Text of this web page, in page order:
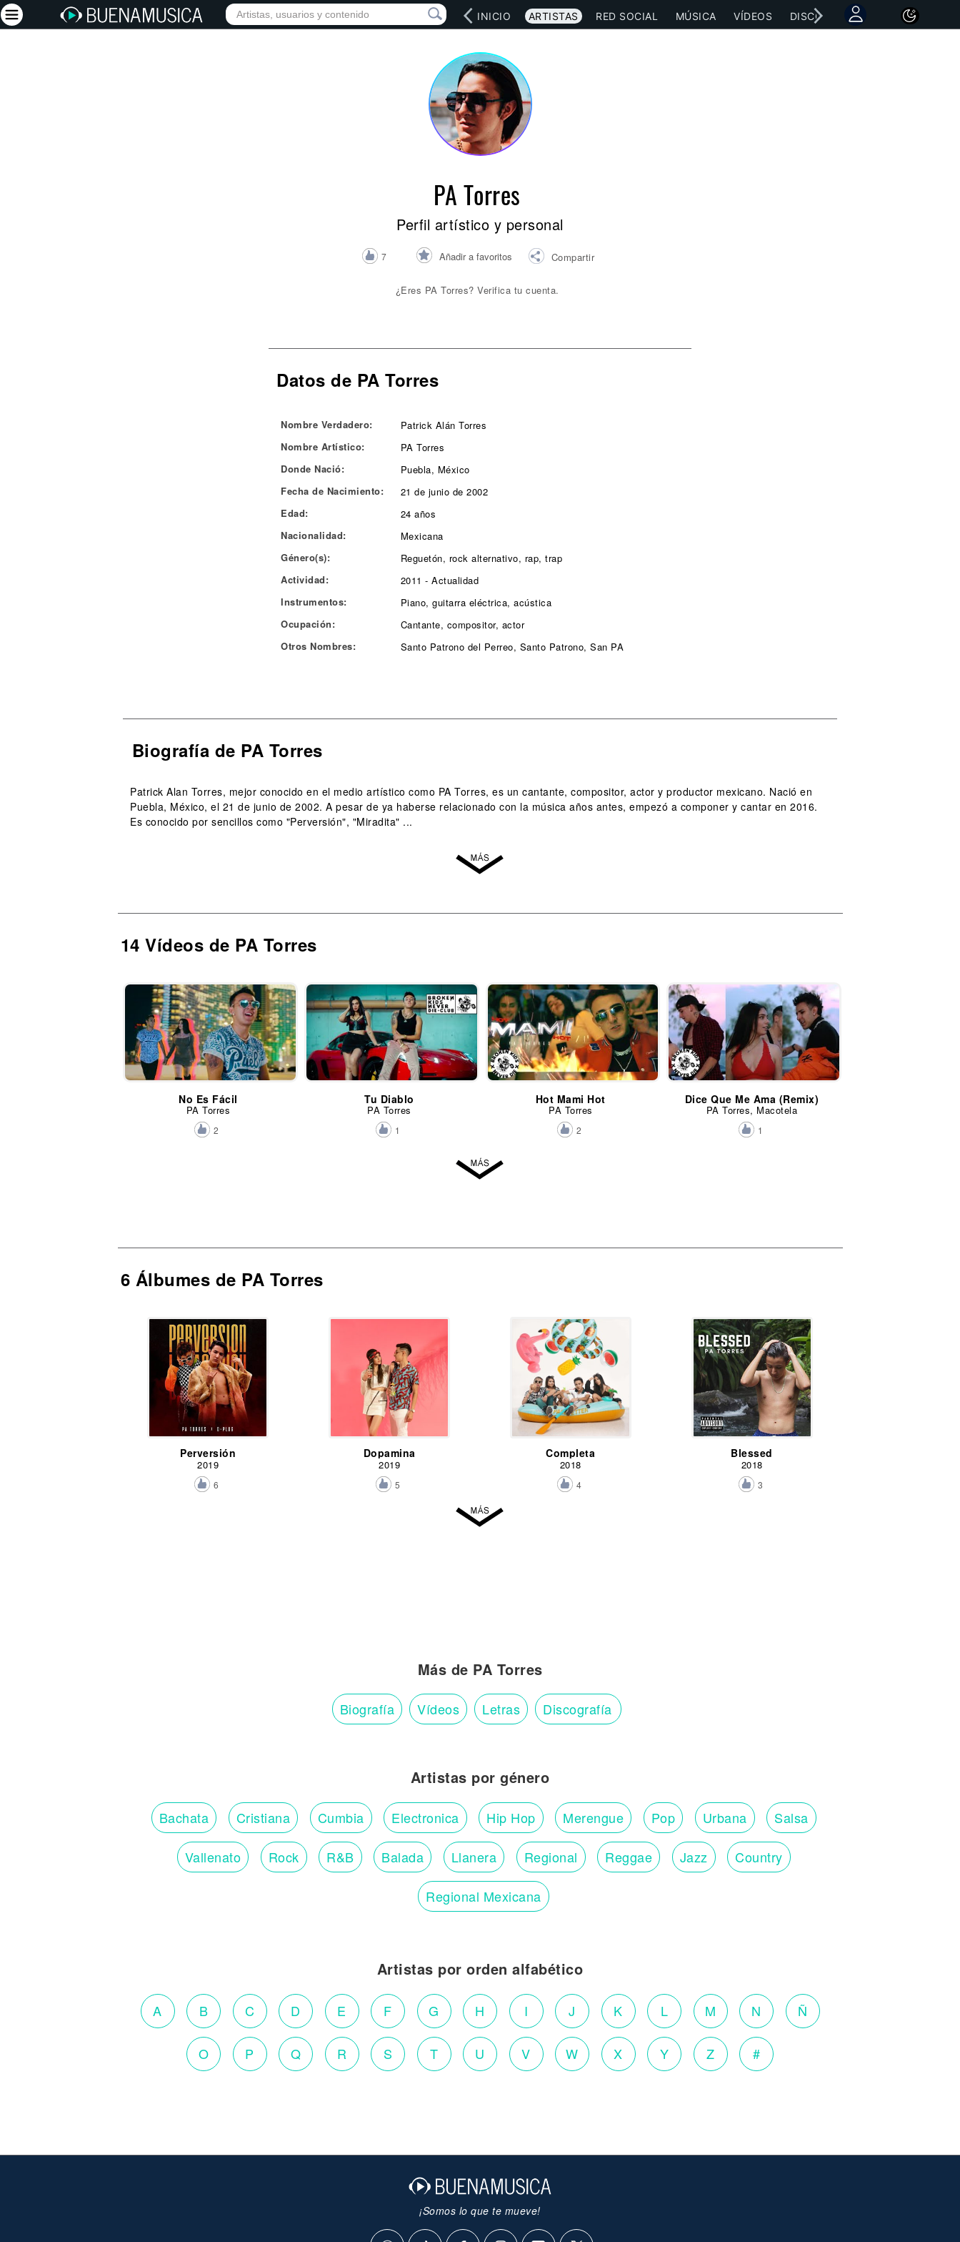
INICIO ARTISTAS RED SOCIAL MÚSICA VÍDEOS DISCOGRAFÍAS CONCIERTOS
PA Torres
Perfil artístico y personal
7 Añadir a favoritos Compartir
¿Eres PA Torres? Verifica tu cuenta.
Datos de PA Torres
Nombre Verdadero:
Patrick Alán Torres
Nombre Artístico:
PA Torres
Donde Nació:
Puebla, México
Fecha de Nacimiento:
21 de junio de 2002
Edad:
24 años
Nacionalidad:
Mexicana
Género(s):
Reguetón, rock alternativo, rap, trap
Actividad:
2011 - Actualidad
Instrumentos:
Piano, guitarra eléctrica, acústica
Ocupación:
Cantante, compositor, actor
Otros Nombres:
Santo Patrono del Perreo, Santo Patrono, San PA
Biografía de PA Torres
Patrick Alan Torres, mejor conocido en el medio artístico como PA Torres, es un cantante, compositor, actor y productor mexicano. Nació en
Puebla, México, el 21 de junio de 2002. A pesar de ya haberse relacionado con la música años antes, empezó a componer y cantar en 2016.
Es conocido por sencillos como "Perversión", "Miradita" ...
14 Vídeos de PA Torres
No Es Fácil
PA Torres
2
Tu Diablo
PA Torres
1
Hot Mami Hot
PA Torres
2
Dice Que Me Ama (Remix)
PA Torres, Macotela
1
6 Álbumes de PA Torres
Perversión
2019
6
Dopamina
2019
5
Completa
2018
4
Blessed
2018
3
Más de PA Torres
Biografía Vídeos Letras Discografía
Artistas por género
Bachata Cristiana Cumbia Electronica Hip Hop Merengue Pop Urbana Salsa
Vallenato Rock R&B Balada Llanera Regional Reggae Jazz Country
Regional Mexicana
Artistas por orden alfabético
A B C D E F G H I J K L M N Ñ
O P Q R S T U V W X Y Z #
¡Somos lo que te mueve!